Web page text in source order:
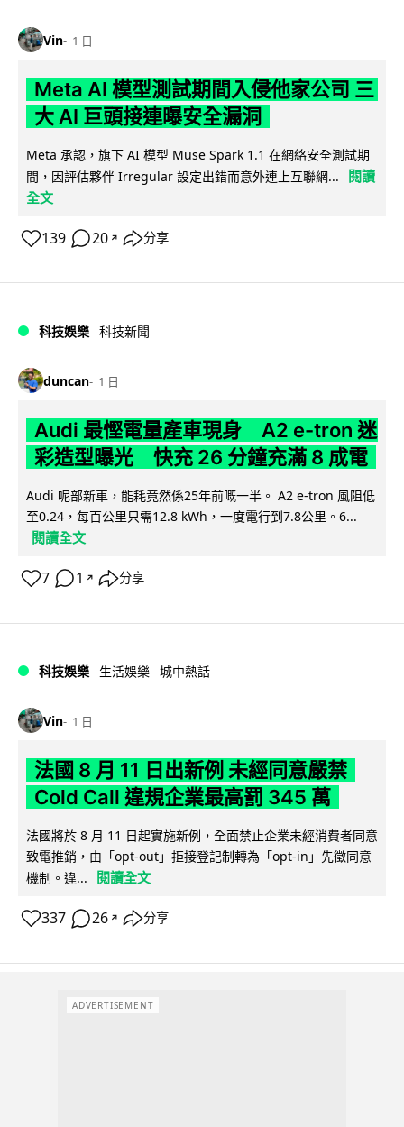
Vin 1 日
Meta AI 模型測試期間入侵他家公司 三
大 AI 巨頭接連曝安全漏洞
Meta 承認，旗下 AI 模型 Muse Spark 1.1 在網絡安全測試期
間，因評估夥伴 Irregular 設定出錯而意外連上互聯網...
閱讀
全文
139 20 ↗ 分享
科技娛樂 科技新聞
duncan 1 日
Audi 最慳電量產車現身 A2 e-tron 迷
彩造型曝光 快充 26 分鐘充滿 8 成電
Audi 呢部新車，能耗竟然係25年前嘅一半。 A2 e-tron 風阻低
至0.24，每百公里只需12.8 kWh，一度電行到7.8公里。6...
閱讀全文
7 1 ↗ 分享
科技娛樂 生活娛樂 城中熱話
Vin 1 日
法國 8 月 11 日出新例 未經同意嚴禁
Cold Call 違規企業最高罰 345 萬
法國將於 8 月 11 日起實施新例，全面禁止企業未經消費者同意
致電推銷，由「opt-out」拒接登記制轉為「opt-in」先徵同意
機制。違...
閱讀全文
337 26 ↗ 分享
ADVERTISEMENT